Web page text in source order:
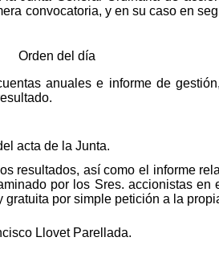
convocatoria, y en su caso en
Orden del día
anuales e informe de
acta de la Junta.
resultados, así como el informe
por los Sres. accionistas
por simple petición a la
Llovet Parellada.